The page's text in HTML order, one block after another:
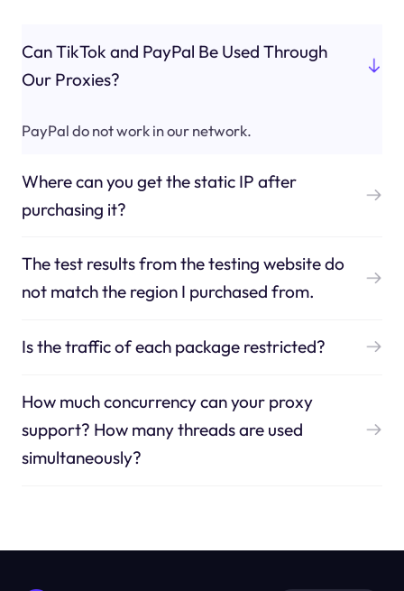
Can TikTok and PayPal Be Used Through
Our Proxies?
PayPal do not work in our network.
Where can you get the static IP after
purchasing it?
The test results from the testing website do
not match the region I purchased from.
Is the traffic of each package restricted?
How much concurrency can your proxy
support? How many threads are used
simultaneously?